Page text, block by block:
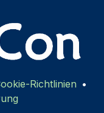
Richtlinien •